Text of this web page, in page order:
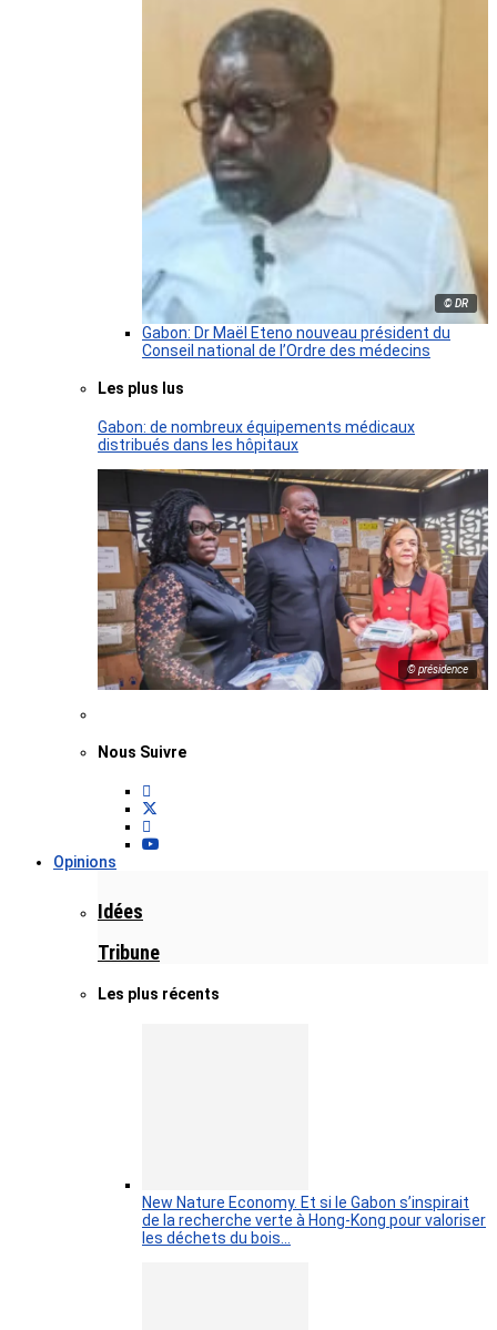
© DR
Gabon: Dr Maël Eteno nouveau président du
Conseil national de l’Ordre des médecins
Les plus lus
Gabon: de nombreux équipements médicaux
distribués dans les hôpitaux
© présidence
Nous Suivre
Opinions
Idées
Tribune
Les plus récents
New Nature Economy. Et si le Gabon s’inspirait
de la recherche verte à Hong-Kong pour valoriser
les déchets du bois…